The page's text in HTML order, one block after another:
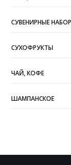
СУВЕНИРНЫЕ
СУХОФРУКТЫ
ЧАЙ, КОФЕ
ШАМПАНСКОЕ